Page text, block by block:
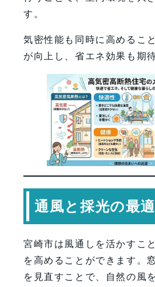
す。
気密性能も同時に高めるこ
が向上し、省エネ効果も期
通風と採光の最
宮崎市は風通しを活かすこ
を高めることができます。
を見直すことで、自然の風